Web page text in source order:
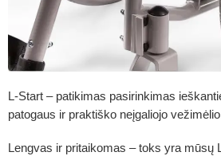
L-Start – patikimas pasirinkimas
patogaus ir praktiško neįgaliojo
Lengvas ir pritaikomas – toks yra mūsų